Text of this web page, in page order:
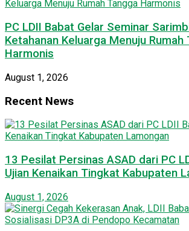
PC LDII Babat Gelar Seminar
Ketahanan Keluarga Menuju Rumah
Harmonis
August 1, 2026
Recent News
13 Pesilat Persinas ASAD dari PC
Ujian Kenaikan Tingkat Kabupaten
August 1, 2026